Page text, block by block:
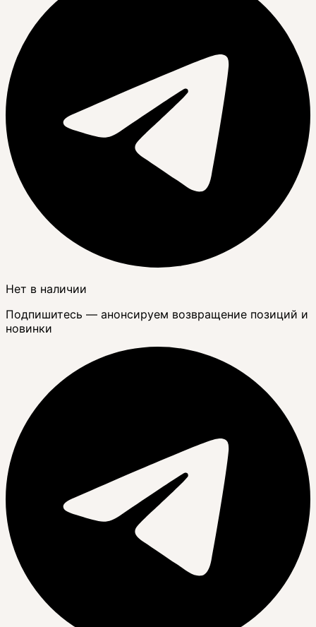
Нет в наличии
Подпишитесь — анонсируем возвращение позиций и
новинки